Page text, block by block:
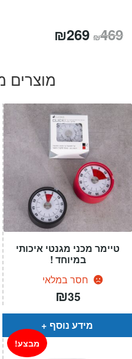
₪469 המחיר
₪269
הוא:
מוצרים
טיימר מכני מגנטי איכותי
במיוחד !
חסר במלאי
₪35
מידע נוסף
מבצע!